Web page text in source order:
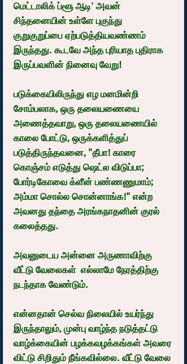
மெட்டாலிக் ப்ளூ ஆடி' அவன்
சிந்தனையின் உள்ளே புகுந்து
குறுகுறுப்பை ஏற்படுத்தியவண்ணம்
இருந்தது. கூடவே அந்த புரியாத புதிராக
இருப்பவளின் நினைவு வேறு!
படுக்கையிலிருந்து எழ மனமின்றி
சோம்பலாக, ஒரு தலையணையை
அணைத்தவாறு, ஒரு தலையணையில்
காலை போட்டு, ஒருக்களித்துப்
படுத்திருந்தவனை, "தீபா! காரை
கொஞ்சம் எடுத்து ஷெட்ல விடுப்பா;
போர்டிகோவை க்ளீன் பண்ணணுமாம்;
அம்மா சொல்ல சொன்னாங்க!" என்ற
அவனது தந்தை அரங்கநாதனின் குரல்
கலைத்தது.
அவனுடைய அன்னை அருணாவிற்கு
வீட்டு வேலைகள்  எல்லாமே நேரத்திற்கு
நடந்தாக வேண்டும்.
என்னதான் செல்வ நிலையில் உயர்ந்து
இருந்தாலும், முன்பு வாழ்ந்த நடுத்தட்டு
வாழ்க்கையின் பழக்கவழக்கங்கள் அவரை
விட்டு சிறிதும் நீங்கவில்லை. வீட்டு வேலை